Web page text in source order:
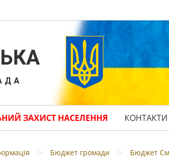
ЗАХИСТ НАСЕЛЕННЯ КОНТАКТИ
> Бюджет громади > Бюджет